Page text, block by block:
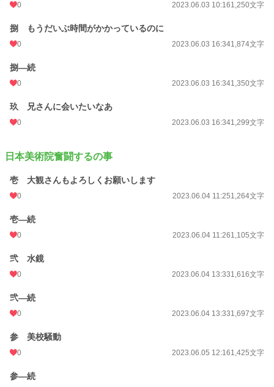
0 2023.06.03 10:161,250文字
捌 もうだいぶ時間がかかっているのに
0 2023.06.03 16:341,874文字
捌―続
0 2023.06.03 16:341,350文字
玖 兄さんに会いたいなあ
0 2023.06.03 16:341,299文字
日本美術院奮闘するの事
壱 大観さんもよろしくお願いします
0 2023.06.04 11:251,264文字
壱―続
0 2023.06.04 11:261,105文字
弐 水鏡
0 2023.06.04 13:331,616文字
弐―続
0 2023.06.04 13:331,697文字
参 美校騒動
0 2023.06.05 12:161,425文字
参―続